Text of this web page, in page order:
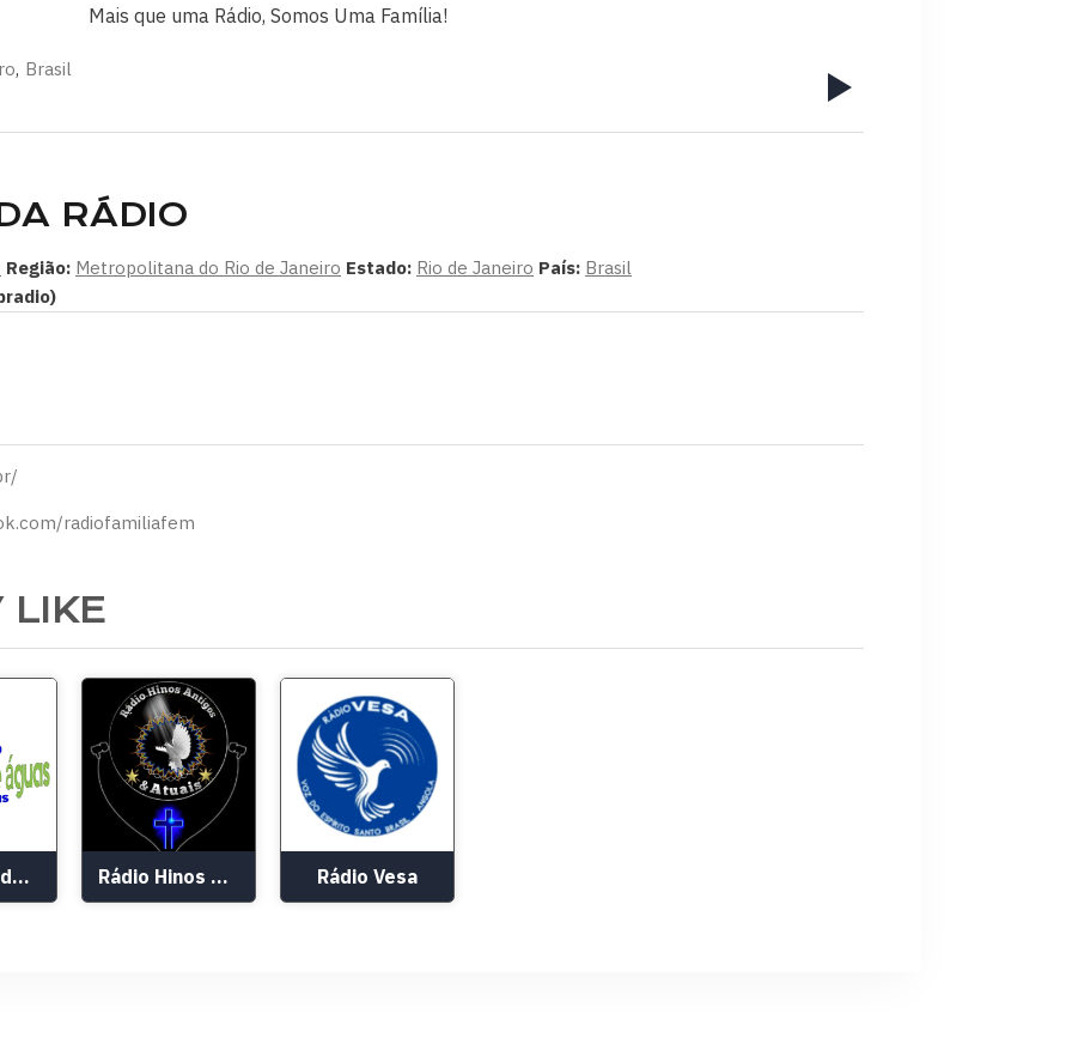
Mais que uma Rádio, Somos Uma Família!
, Brasil
RÁDIO
Região: Metropolitana do Rio de Janeiro Estado: Rio de Janeiro País: Brasil
radiofamiliafem
LIKE
Rádio Rios de Águas Vivas Rádio Hinos Antigos & Atuais Rádio Vesa